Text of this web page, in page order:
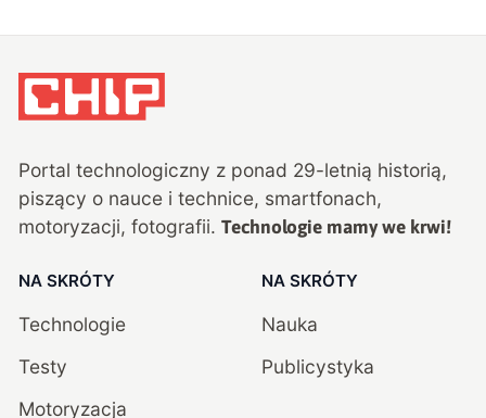
Portal technologiczny z ponad 29-letnią historią,
piszący o nauce i technice, smartfonach,
motoryzacji, fotografii. Technologie mamy we krwi!
NA SKRÓTY
Technologie
Testy
Motoryzacja
NA SKRÓTY
Nauka
Publicystyka